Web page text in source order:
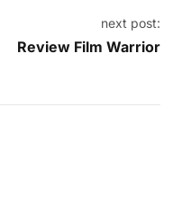
next post:
Review Film Warrior